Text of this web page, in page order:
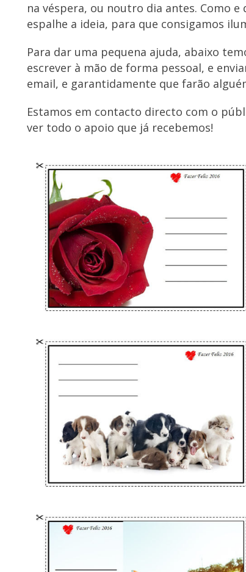
na véspera, ou noutro dia antes. Como
espalhe a ideia, para que consigamos
Para dar uma pequena ajuda, abaixo
escrever à mão de forma pessoal, e
email, e garantidamente que farão
Estamos em contacto directo com o
ver todo o apoio que já recebemos!